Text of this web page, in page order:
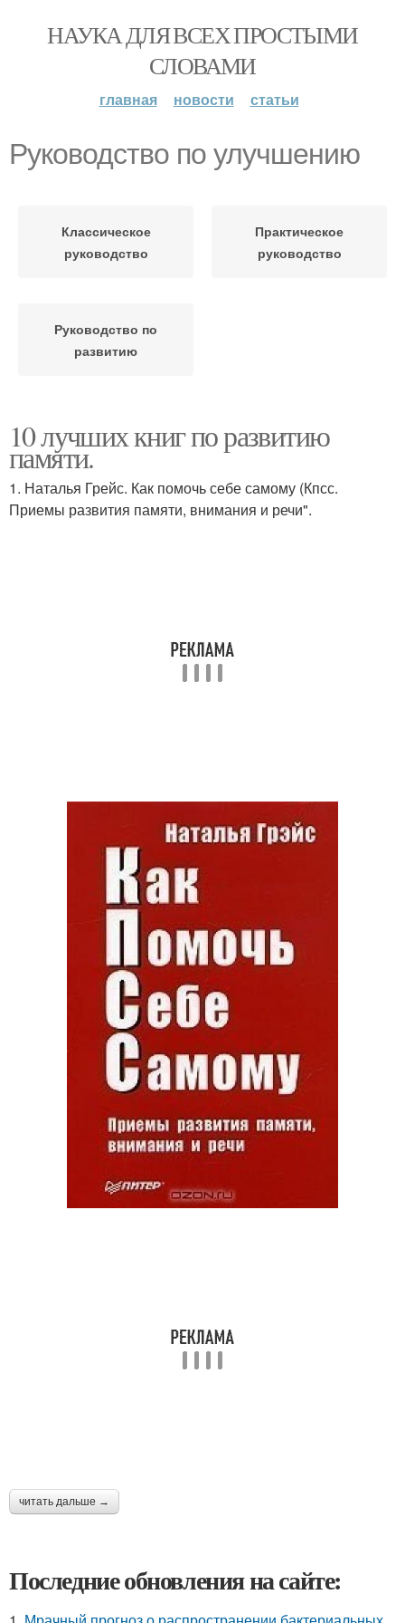
НАУКА ДЛЯ ВСЕХ ПРОСТЫМИ
СЛОВАМИ
главная новости статьи
Руководство по улучшению
Классическое
руководство
Практическое
руководство
Руководство по
развитию
10 лучших книг по развитию
памяти.
1. Наталья Грейс. Как помочь себе самому (Кпсс.
Приемы развития памяти, внимания и речи".
читать дальше →
Последние обновления на сайте: